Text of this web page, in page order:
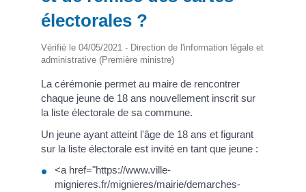
électorales ?
Vérifié le 04/05/2021 - Direction de l'information légale et
administrative (Première ministre)
La cérémonie permet au maire de rencontrer
chaque jeune de 18 ans nouvellement inscrit sur
la liste électorale de sa commune.
Un jeune ayant atteint l'âge de 18 ans et figurant
sur la liste électorale est invité en tant que jeune :
<a href="https://www.ville-
mignieres.fr/mignieres/mairie/demarches-